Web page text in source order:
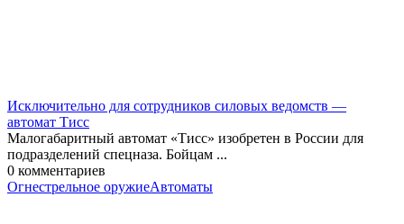
Исключительно для сотрудников силовых ведомств —
автомат Тисс
Малогабаритный автомат «Тисс» изобретен в России для
подразделений спецназа. Бойцам ...
0 комментариев
Огнестрельное оружиеАвтоматы